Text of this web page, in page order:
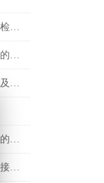
电流互感器极性检查的意义及检查的方法
全自动油介质损耗测试仪油杯的清洗
消谐器参数测试仪的功能特点及参数
手持式变压器直流电阻测试仪的基础技术资料
还不知道如何正确使用大地网接地电阻测试仪？进来看